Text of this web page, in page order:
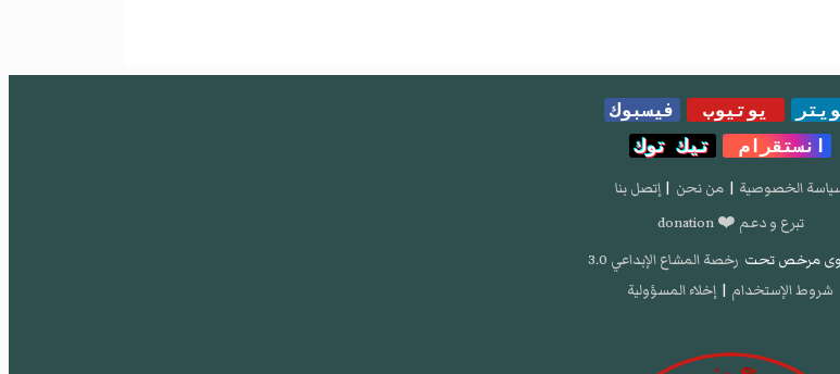
يوتيوب
فيسبوك
انستقرام
تيك توك
الخصوصية | من نحن | إتصل بنا
تبرع و دعم ❤️ donation
مرخص تحت رخصة المشاع الإبداعي 3.0
شروط الإستخدام | إخلاء المسؤولية